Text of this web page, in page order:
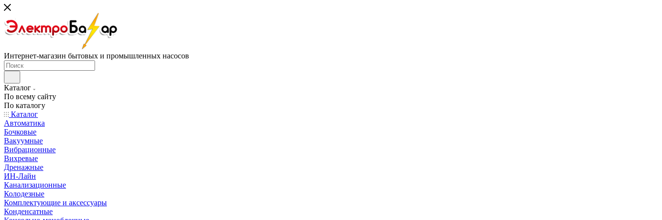
Интернет-магазин бытовых и промышленных насосов
Каталог
По всему сайту
По каталогу
Каталог
Автоматика
Бочковые
Вакуумные
Вибрационные
Вихревые
Дренажные
ИН-Лайн
Канализационные
Колодезные
Комплектующие и аксессуары
Конденсатные